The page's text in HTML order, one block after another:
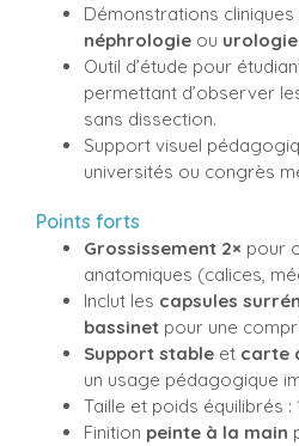
Démonstrations
néphrologie ou urologie
Outil d’étude pour
permettant d’observer
sans dissection.
Support visuel
universités ou congrès
Points forts
Grossissement 2× pour
anatomiques (calices,
Inclut les capsules
bassinet pour une
Support stable et carte
un usage pédagogique
Taille et poids équilibrés :
Finition peinte à la main